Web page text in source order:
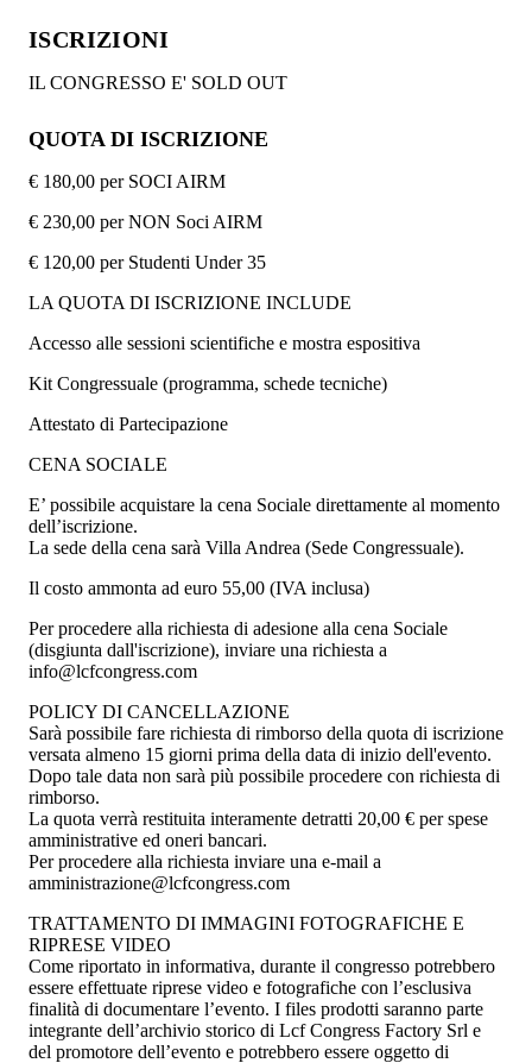
ISCRIZIONI
IL CONGRESSO E' SOLD OUT
QUOTA DI ISCRIZIONE
€ 180,00 per SOCI AIRM
€ 230,00 per NON Soci AIRM
€ 120,00 per Studenti Under 35
LA QUOTA DI ISCRIZIONE INCLUDE
Accesso alle sessioni scientifiche e mostra espositiva
Kit Congressuale (programma, schede tecniche)
Attestato di Partecipazione
CENA SOCIALE
E’ possibile acquistare la cena Sociale direttamente al momento
dell’iscrizione.
La sede della cena sarà Villa Andrea (Sede Congressuale).
Il costo ammonta ad euro 55,00 (IVA inclusa)
Per procedere alla richiesta di adesione alla cena Sociale
(disgiunta dall'iscrizione), inviare una richiesta a
info@lcfcongress.com
POLICY DI CANCELLAZIONE
Sarà possibile fare richiesta di rimborso della quota di iscrizione
versata almeno 15 giorni prima della data di inizio dell'evento.
Dopo tale data non sarà più possibile procedere con richiesta di
rimborso.
La quota verrà restituita interamente detratti 20,00 € per spese
amministrative ed oneri bancari.
Per procedere alla richiesta inviare una e-mail a
amministrazione@lcfcongress.com
TRATTAMENTO DI IMMAGINI FOTOGRAFICHE E
RIPRESE VIDEO
Come riportato in informativa, durante il congresso potrebbero
essere effettuate riprese video e fotografiche con l’esclusiva
finalità di documentare l’evento. I files prodotti saranno parte
integrante dell’archivio storico di Lcf Congress Factory Srl e
del promotore dell’evento e potrebbero essere oggetto di